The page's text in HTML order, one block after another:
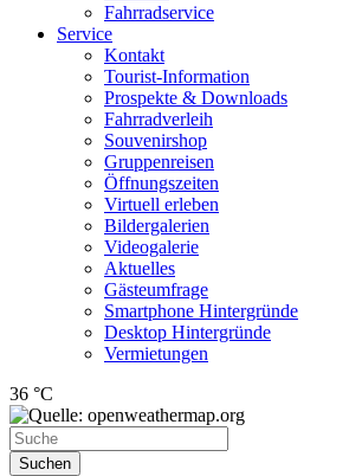
Fahrradservice
Service
Kontakt
Tourist-Information
Prospekte & Downloads
Fahrradverleih
Souvenirshop
Gruppenreisen
Öffnungszeiten
Virtuell erleben
Bildergalerien
Videogalerie
Aktuelles
Gästeumfrage
Smartphone Hintergründe
Desktop Hintergründe
Vermietungen
36 °C
Suchen